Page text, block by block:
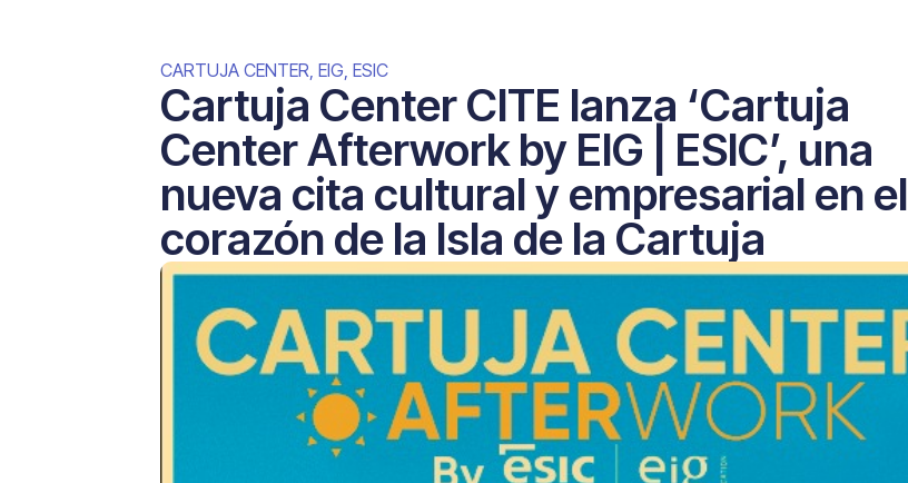
CARTUJA CENTER ,EIG ,ESIC
Cartuja Center CITE lanza ‘Cartuja
Center Afterwork by EIG | ESIC’, una
nueva cita cultural y empresarial en el
corazón de la Isla de la Cartuja